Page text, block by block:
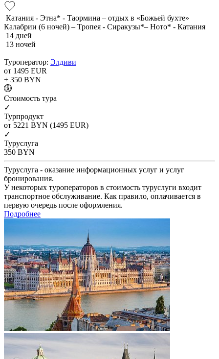
Катания - Этна* - Таормина – отдых в «Божьей бухте»
Калабрии (6 ночей) – Тропея - Сиракузы*– Ното* - Катания
14 дней
13 ночей
Туроператор: Элдиви
от 1495 EUR
+ 350 BYN
Cтоимость тура
✓
Турпродукт
от 5221 BYN (1495 EUR)
✓
Туруслуга
350 BYN
Туруслуга - оказание информационных услуг и услуг
бронирования.
У некоторых туроператоров в стоимость туруслуги входит
транспортное обслуживание. Как правило, оплачивается в
первую очередь после оформления.
Подробнее